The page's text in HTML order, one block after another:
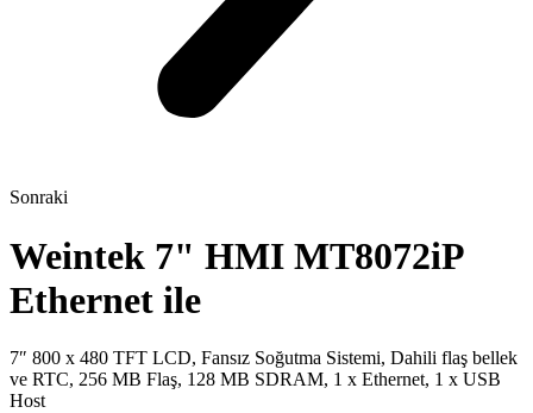
Sonraki
Weintek 7" HMI MT8072iP
Ethernet ile
7″ 800 x 480 TFT LCD, Fansız Soğutma Sistemi, Dahili flaş bellek
ve RTC, 256 MB Flaş, 128 MB SDRAM, 1 x Ethernet, 1 x USB
Host